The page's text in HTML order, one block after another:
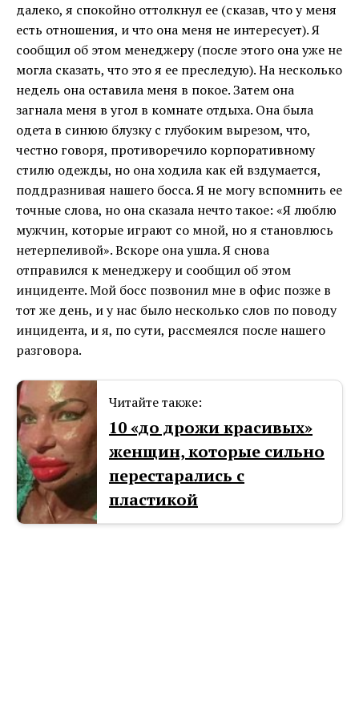
далеко, я спокойно оттолкнул ее (сказав, что у меня
есть отношения, и что она меня не интересует). Я
сообщил об этом менеджеру (после этого она уже не
могла сказать, что это я ее преследую). На несколько
недель она оставила меня в покое. Затем она
загнала меня в угол в комнате отдыха. Она была
одета в синюю блузку с глубоким вырезом, что,
честно говоря, противоречило корпоративному
стилю одежды, но она ходила как ей вздумается,
поддразнивая нашего босса. Я не могу вспомнить ее
точные слова, но она сказала нечто такое: «Я люблю
мужчин, которые играют со мной, но я становлюсь
нетерпеливой». Вскоре она ушла. Я снова
отправился к менеджеру и сообщил об этом
инциденте. Мой босс позвонил мне в офис позже в
тот же день, и у нас было несколько слов по поводу
инцидента, и я, по сути, рассмеялся после нашего
разговора.
Читайте также:
10 «до дрожи красивых»
женщин, которые сильно
перестарались с
пластикой